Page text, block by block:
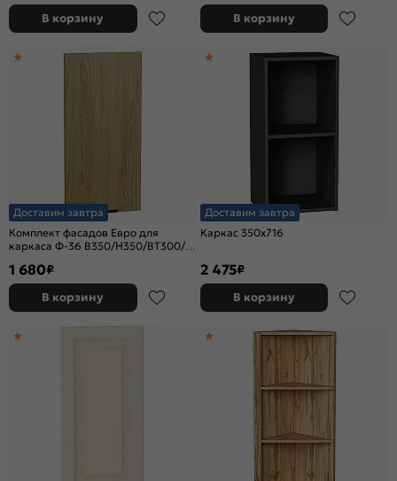
В корзину В корзину
Доставим завтра
Комплект фасадов Евро для
каркаса Ф-36 В350/Н350/ВТ300/
1 680₽
В корзину
Доставим завтра
Каркас 350x716
2 475₽
В корзину